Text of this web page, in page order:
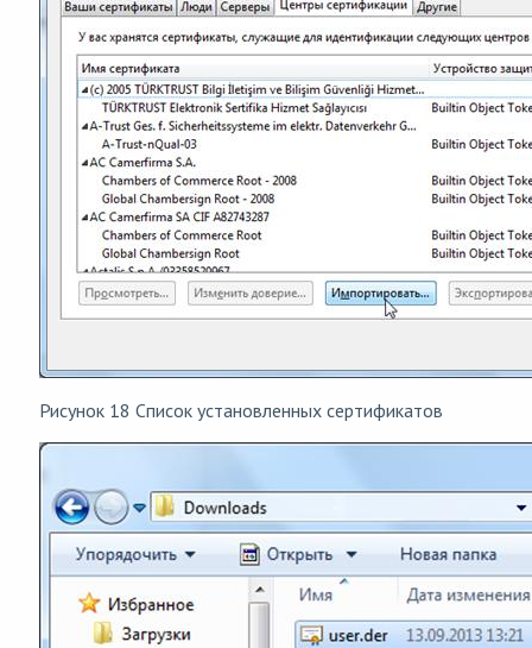
Рисунок 18 Список установленных сертификатов